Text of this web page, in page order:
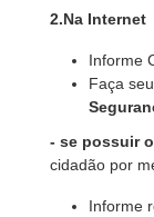
2.Na Internet
Informe
Faça
- se possuir
cidadão por
Informe